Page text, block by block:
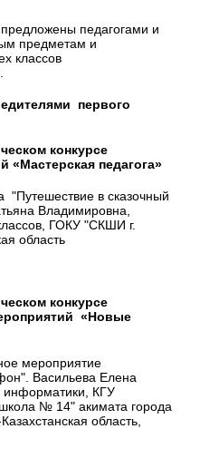
педагогами и
предметам и
классов
первого
конкурсе
«Мастерская педагога»
"Путешествие в сказочный
Владимировна,
ГОКУ "СКШИ г.
область
конкурсе
«Новые
мероприятие
Васильева Елена
информатики, КГУ
№ 14" акимата города
область,